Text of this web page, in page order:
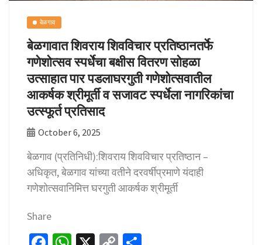
बेळगाव
बेळगावात शिवराय शिवविचार प्रतिष्ठानतर्फे
गणेशोत्सव स्पर्धेचा बक्षीस वितरण सोहळा
उत्साहात पार पडलाघरगुती गणेशोत्सवातील
आकर्षक श्रीमूर्ती व सजावट स्पर्धेला नागरिकांचा
उत्स्फूर्त प्रतिसाद
October 6, 2025
बेळगाव (प्रतिनिधी):शिवराय शिवविचार प्रतिष्ठान –
अधिकृत, बेळगाव यांच्या वतीने दरवर्षीप्रमाणे यंदाही
गणेशोत्सवानिमित्त घरगुती आकर्षक श्रीमूर्ती
Share